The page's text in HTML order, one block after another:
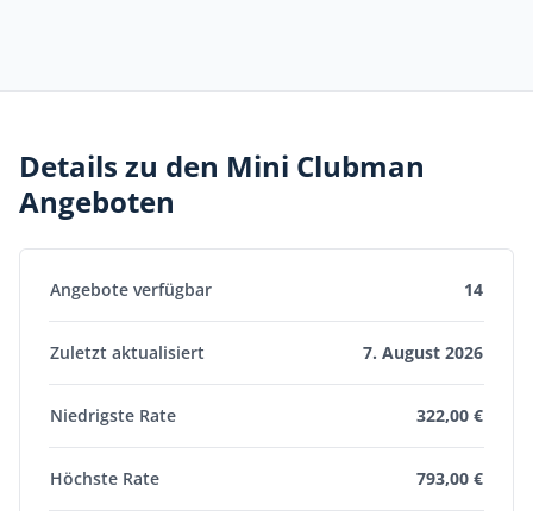
Details zu den Mini Clubman
Angeboten
Angebote verfügbar 14
Zuletzt aktualisiert 7. August 2026
Niedrigste Rate 322,00 €
Höchste Rate 793,00 €